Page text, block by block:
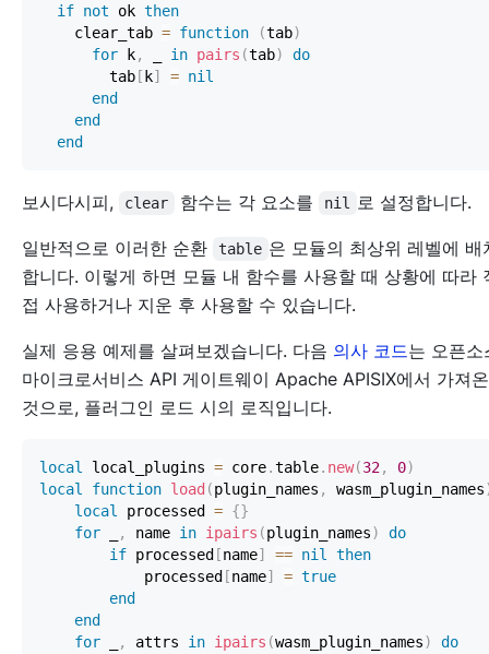
if not ok then
    clear_tab
= function (tab)
for k, in pairs (tab)
do
        tab
[ k] = nil
end
end
end
보시다시피, clear 함수는 각 요소를 nil 로 설정합니다.
일반적으로 이러한 순환 table 은 모듈의 최상위 레벨에 배
합니다. 이렇게 하면 모듈 내 함수를 사용할 때 상황에 따라
접 사용하거나 지운 후 사용할 수 있습니다.
실제 응용 예제를 살펴보겠습니다. 다음 의사 코드는 오픈소
마이크로서비스 API 게이트웨이 Apache APISIX에서 가져온
것으로, 플러그인 로드 시의 로직입니다.
local local_plugins = core.table. new(32, 0)
local
function load (plugin_names , wasm_plugin_names
local
processed = {}
for
, name in ipairs (plugin_names)
do
if processed [name] == nil
then
            processed
[name] = true
end
end
for
, attrs in ipairs (wasm_plugin_names)
do